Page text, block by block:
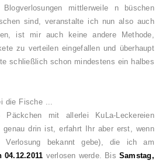
mittlerweile n büschen
sind, veranstalte ich nun also auch
ist mir auch keine andere Methode,
zu verteilen eingefallen und überhaupt
schließlich schon mindestens ein halbes
die Fische ...
mit allerlei KuLa-Leckereien
genau drin ist, erfahrt Ihr aber erst, wenn
Verlosung bekannt gebe), die ich am
verlosen werde. Bis Samstag,